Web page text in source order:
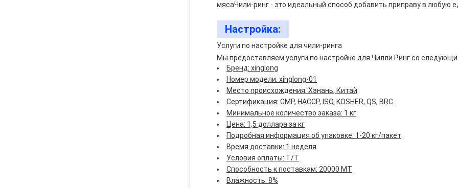
мясаЧили-ринг - это идеальный способ добавить приправу в любую
Настройка:
Услуги по настройке для чили-ринга
Мы предоставляем услуги по настройке для Чилли Ринг со
Бренд: xinglong
Номер модели: xinglong-01
Место происхождения: Хэнань, Китай
Сертификация: GMP, HACCP, ISO, KOSHER, QS, BRC
Минимальное количество заказа: 1 кг
Цена: 1,5 доллара за кг
Подробная информация об упаковке: 1-20 кг/пакет
Время доставки: 1 неделя
Условия оплаты: T/T
Способность к поставкам: 20000 МТ
Влажность: 8%